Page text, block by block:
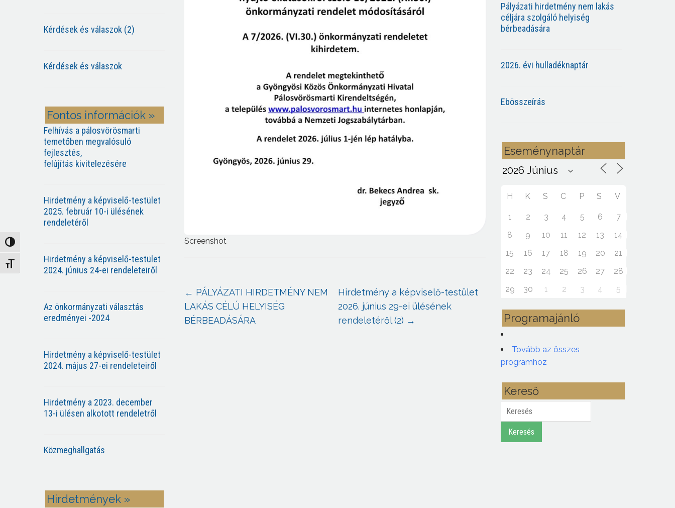
Nagy kontraszt váltása
Betűméret váltása
Kérdések és válaszok (2)
Kérdések és válaszok
Fontos információk »
Felhívás a pálosvörösmarti
temetőben megvalósuló
fejlesztés,
felújítás kivitelezésére
Hirdetmény a képviselő-testület
2025. február 10-i ülésének
rendeletéről
Hirdetmény a képviselő-testület
2024. június 24-ei rendeleteiről
Az önkormányzati választás
eredményei -2024
Hirdetmény a képviselő-testület
2024. május 27-ei rendeleteiről
Hirdetmény a 2023. december
13-i ülésen alkotott rendeletről
Közmeghallgatás
Hirdetmények »
Screenshot
← PÁLYÁZATI HIRDETMÉNY NEM
LAKÁS CÉLÚ HELYISÉG
BÉRBEADÁSÁRA
Hirdetmény a képviselő-testület
2026. június 29-ei ülésének
rendeletéről (2) →
Pályázati hirdetmény nem lakás
céljára szolgáló helyiség
bérbeadására
2026. évi hulladéknaptár
Ebösszeírás
Eseménynaptár
H K S C P S V
1 2 3 4 5 6
7
8
9 10 11 12 13
14
15
16 17 18 19 20
21
22
23 24 25 26 27
28
29
30 1 2 3 4 5
Programajánló
Tovább az összes
programhoz
Kereső
Keresés
Keresés